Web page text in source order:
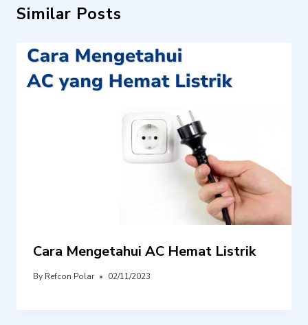
Similar Posts
Cara Mengetahui AC Hemat Listrik
By Refcon Polar 02/11/2023